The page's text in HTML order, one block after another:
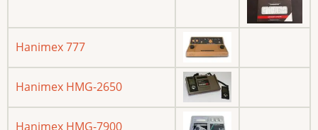
Hanimex 777
Hanimex HMG-2650
Hanimex HMG-7900